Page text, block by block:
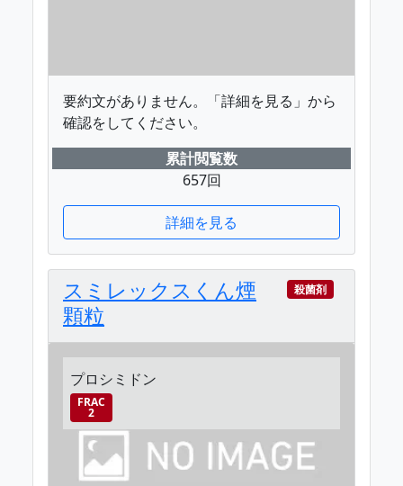
要約文がありません。「詳細を見る」から
確認をしてください。
累計閲覧数
657回
詳細を見る
スミレックスくん煙
顆粒
殺菌剤
プロシミドン
FRAC
2